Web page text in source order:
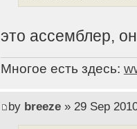
это ассемблер,
Многое есть здесь:
by breeze» 29 Sep